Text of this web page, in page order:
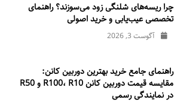
چرا ریسه‌های شلنگی زود می‌سوزند؟ راهنمای
تخصصی عیب‌یابی و خرید اصولی
آگوست 3, 2026
راهنمای جامع خرید بهترین دوربین کانن:
مقایسه قیمت دوربین کانن R100، R10 و R50
در نمایندگی رسمی